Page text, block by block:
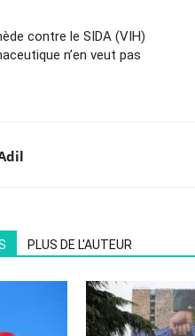
contre le SIDA (VIH)
n’en veut pas
PLUS DE L'AUTEUR